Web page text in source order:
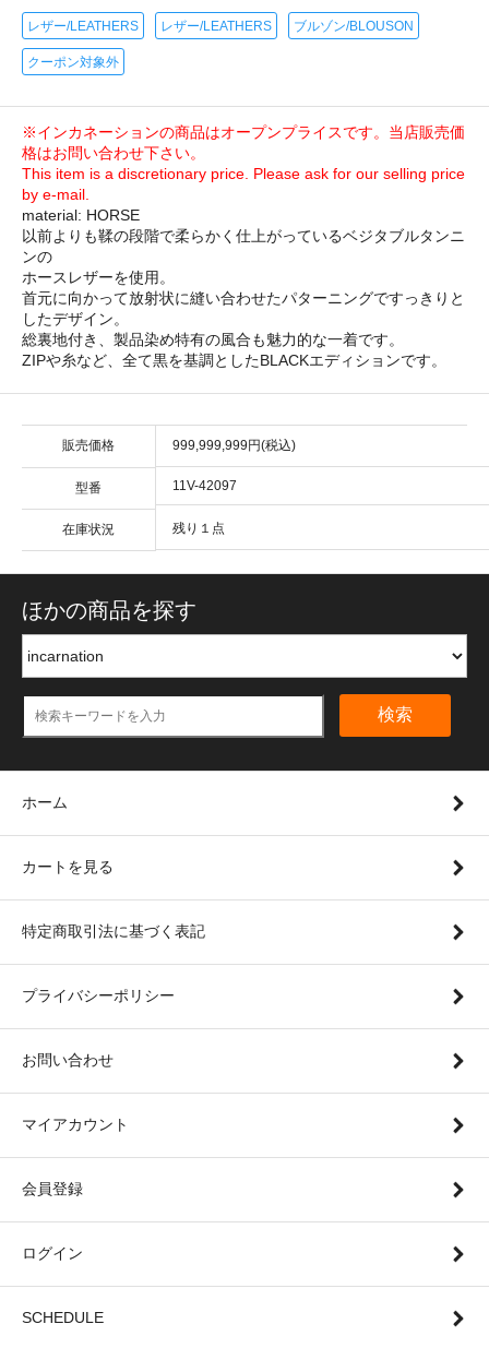
レザー/LEATHERS レザー/LEATHERS ブルゾン/BLOUSON
クーポン対象外
※インカネーションの商品はオープンプライスです。当店販売価
格はお問い合わせ下さい。
This item is a discretionary price. Please ask for our selling price
by e-mail.
material: HORSE
以前よりも鞣の段階で柔らかく仕上がっているベジタブルタンニ
ンの
ホースレザーを使用。
首元に向かって放射状に縫い合わせたパターニングですっきりと
したデザイン。
総裏地付き、製品染め特有の風合も魅力的な一着です。
ZIPや糸など、全て黒を基調としたBLACKエディションです。
販売価格 999,999,999円(税込)
型番 11V-42097
在庫状況 残り１点
ほかの商品を探す
検索
ホーム
カートを見る
特定商取引法に基づく表記
プライバシーポリシー
お問い合わせ
マイアカウント
会員登録
ログイン
SCHEDULE